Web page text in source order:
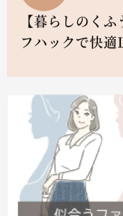
【暮らしのく
フハックで快適